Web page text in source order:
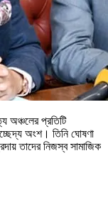
অঞ্চলের প্রতিটি
অংশ। তিনি ঘোষণা
তাদের নিজস্ব সামাজিক